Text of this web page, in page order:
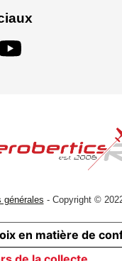
générales - Copyright ©
en matière de